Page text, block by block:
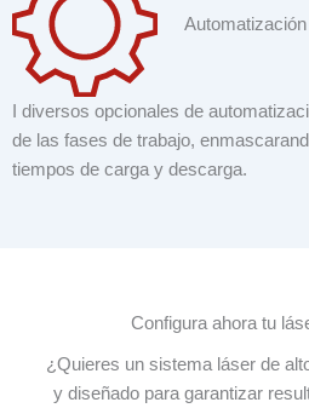
Automatización
I diversos opcionales de
de las fases de trabajo,
tiempos de carga y descarga.
Configura ahora tu
¿Quieres un sistema láser de
y diseñado para garantizar